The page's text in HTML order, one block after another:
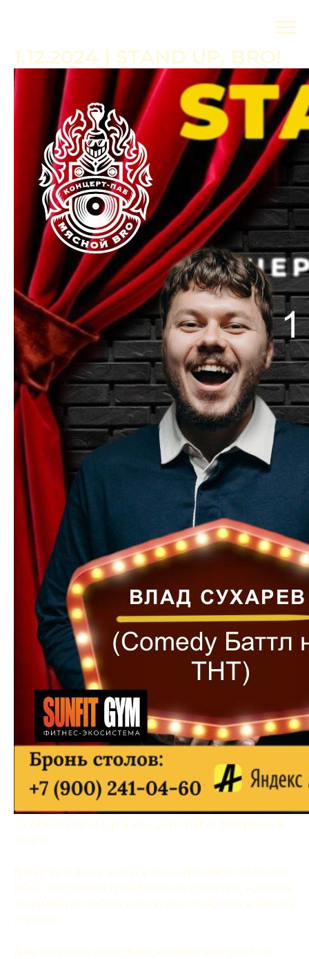
1.12.2024 | STAND UP, BRO!
Особый Stand Up в концерт-пабе! Впервые в
Анапе!
В первый день зимы в концерт-пабе «Мясной
BRO» состоится грандиозное событие, которое
ознаменует собой новую эру стендапа в нашем
городе!
Два опытных известных комика выступят со